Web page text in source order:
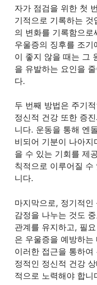
자가 점검을 위한 첫
기적으로 기록하는 것
의 변화를 기록함으
우울증의 징후를 조
이 좋지 않을 때는 그
을 유발하는 요인을
다.
두 번째 방법은 주기
정신적 건강 또한 증
니다. 운동을 통해 엔
비되어 기분이 나아
을 수 있는 기회를 제
칙적으로 이루어질
니다.
마지막으로, 정기적인
감정을 나누는 것도
관계를 유지하고, 필
은 우울증을 예방하
이러한 접근을 통하
정적인 정신적 건강
적으로 노력해야 합니